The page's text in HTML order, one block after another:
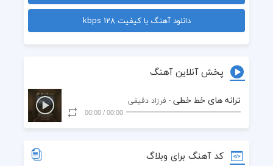
دانلود آهنگ با کیفیت 128 kbps
پخش آنلاین آهنگ
ترانه های خط خطی - فرزاد دقیقی
00:00
/
00:00
کد آهنگ برای وبلاگ